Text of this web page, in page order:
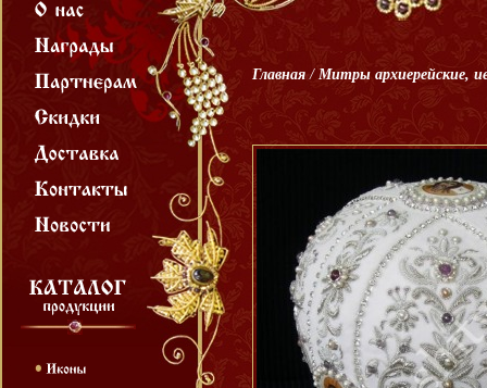
Главная / Митры архиерейские,